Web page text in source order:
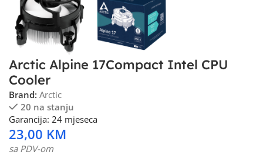
Arctic Alpine 17Compact Intel CPU
Cooler
Brand: Arctic
20 na stanju
Garancija: 24 mjeseca
23,00 KM
sa PDV-om